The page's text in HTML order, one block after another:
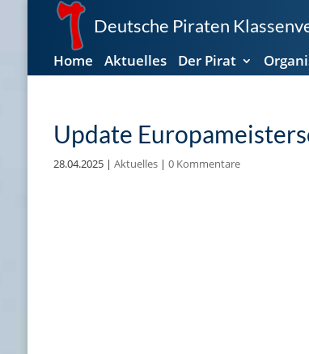
Deutsche Piraten
Home Aktuelles Der Pirat
Update
28.04.2025| Aktuelles| 0 Kommentare